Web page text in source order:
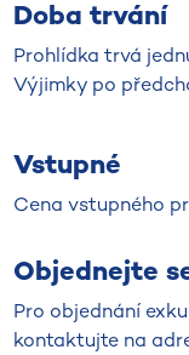
Doba trvání
Prohlídka trvá
Výjimky po
Vstupné
Cena vstupného
Objednejte
Pro objednání
kontaktujte na